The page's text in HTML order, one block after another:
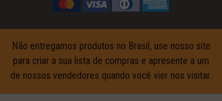
Não entregamos produtos no Brasil, use nosso site
para criar a sua lista de compras e apresente a um
de nossos vendedores quando você vier nos visitar.